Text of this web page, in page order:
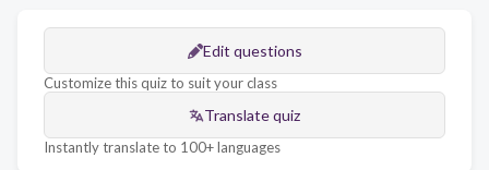
Edit questions
Customize this quiz to suit your class
Translate quiz
Instantly translate to 100+ languages